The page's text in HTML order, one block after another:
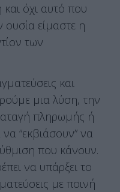
όχι αυτό που
είμαστε η
των
και
μια λύση, την
πληρωμής ή
“εκβιάσουν” να
που κάνουν.
να υπάρξει το
με ποινή